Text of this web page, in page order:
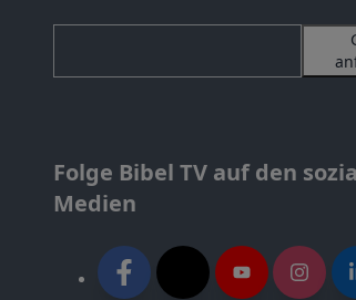
Folge Bibel TV auf den
Medien